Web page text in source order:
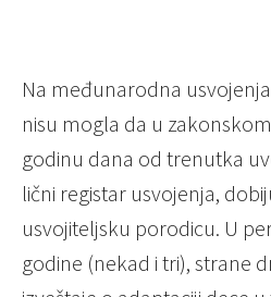
Na međunarodna
nisu mogla da u
godinu dana od trenutka
lični registar usvojenja,
usvojiteljsku porodicu. U
godine (nekad i tri), strane